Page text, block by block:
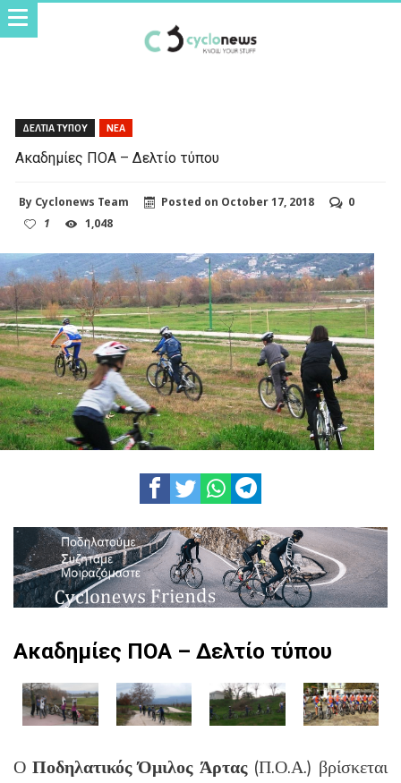
ΔΕΛΤΙΑ ΤΥΠΟΥ ΝΕΑ
Ακαδημίες ΠΟΑ – Δελτίο τύπου
By Cyclonews Team Posted on October 17, 2018
0
1
1,048
Ακαδημίες ΠΟΑ – Δελτίο τύπου
ΟΠοδηλατικός Όμιλος Άρτας(Π.Ο.Α.) βρίσκεται